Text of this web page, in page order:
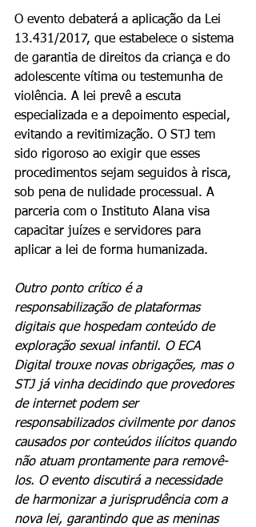
O evento debaterá a aplicação da Lei
13.431/2017, que estabelece o sistema
de garantia de direitos da criança e do
adolescente vítima ou testemunha de
violência. A lei prevê a escuta
especializada e a depoimento especial,
evitando a revitimização. O STJ tem
sido rigoroso ao exigir que esses
procedimentos sejam seguidos à risca,
sob pena de nulidade processual. A
parceria com o Instituto Alana visa
capacitar juízes e servidores para
aplicar a lei de forma humanizada.
Outro ponto crítico é a
responsabilização de plataformas
digitais que hospedam conteúdo de
exploração sexual infantil. O ECA
Digital trouxe novas obrigações, mas o
STJ já vinha decidindo que provedores
de internet podem ser
responsabilizados civilmente por danos
causados por conteúdos ilícitos quando
não atuam prontamente para removê-
los. O evento discutirá a necessidade
de harmonizar a jurisprudência com a
nova lei, garantindo que as meninas